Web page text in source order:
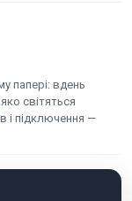
папері: вдень
світяться
і підключення —